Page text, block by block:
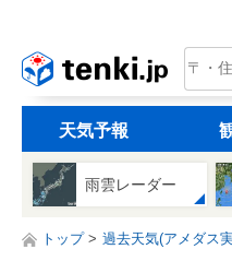
天気予報
雨雲レーダー
トップ 過去天気(アメダス